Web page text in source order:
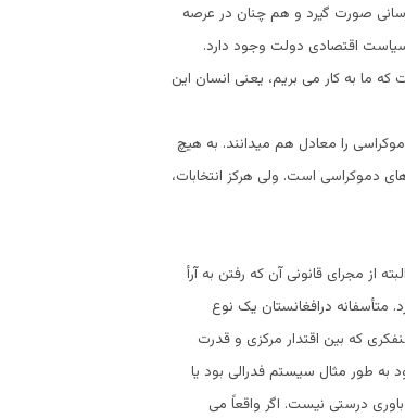
صورت گیرد و هم چنان در عرصه
اقتصادی دولت وجود دارد.
ما به کار می بریم، یعنی انسان این
را معادل هم میدانند. به هیچ
دموکراسی است. ولی هرکز انتخابات،
مجرای قانونی آن که رفتن به آرأ
درافغانستان یک نوع
که بین اقتدار مرکزی و قدرت
به طور مثال سیستم فدرالی بود یا
درستی نیست. اگر واقعاً می